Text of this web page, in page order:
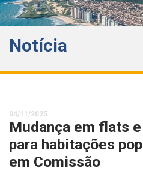
Notícia
04/11/2025
Mudança em flats
para habitações
em Comissão